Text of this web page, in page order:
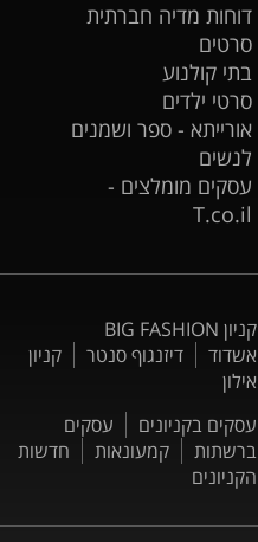
דוחות מדיה חברתית
סרטים
בתי קולנוע
סרטי ילדים
אורייתא - ספר ושמנים
לנשים
עסקים מומלצים -
T.co.il
קניון BIG FASHION
אשדוד
דיזנגוף סנטר
קניון
אילון
עסקים בקניונים
עסקים
ברשתות
קמעונאות
חדשות
הקניונים